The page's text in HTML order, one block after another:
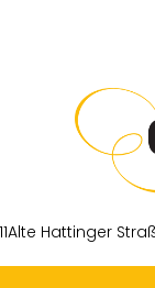
Alte Hattinger